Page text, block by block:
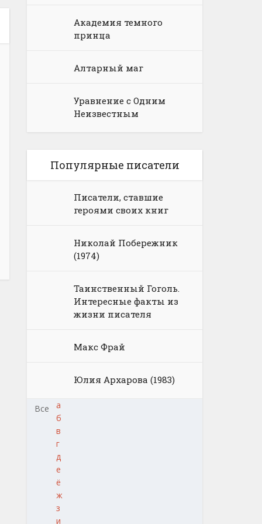
Академия темного
принца
Алтарный маг
Уравнение с Одним
Неизвестным
Популярные писатели
Писатели, ставшие
героями своих книг
Николай Побережник
(1974)
Таинственный Гоголь.
Интересные факты из
жизни писателя
Макс Фрай
Юлия Архарова (1983)
Все
а
б
в
г
д
е
ё
ж
з
и